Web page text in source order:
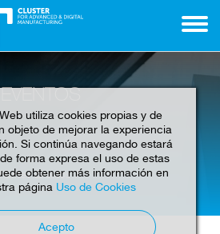
utiliza cookies propias y de
objeto de mejorar la experiencia
Si continúa navegando estará
forma expresa el uso de estas
obtener más información en
página Uso de Cookies
Acepto
EVENTOS
Home Eventos